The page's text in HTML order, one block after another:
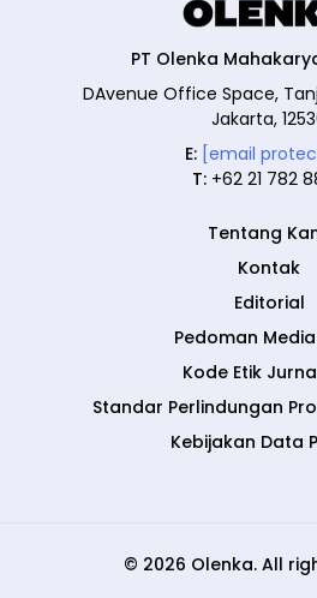
PT Olenka
DAvenue Office Space,
Jakarta,
E: [email
T: +62 21 782
Tentang
Kontak
Editorial
Pedoman
Kode Etik
Standar Perlindungan
Kebijakan Data
© 2026 Olenka. All